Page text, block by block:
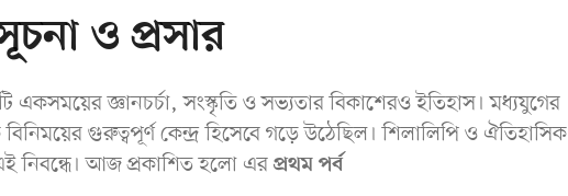
ও প্রসার
একসময়ের জ্ঞানচর্চা, সংস্কৃতি ও সভ্যতার বিকাশেরও ইতিহাস। মধ্যযুগের
গুরুত্বপূর্ণ কেন্দ্র হিসেবে গড়ে উঠেছিল। শিলালিপি ও ঐতিহাসিক
নিবন্ধে। আজ প্রকাশিত হলো এর প্রথম পর্ব